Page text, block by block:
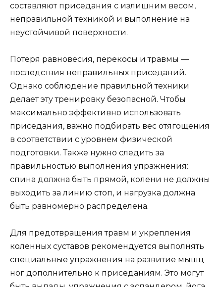
составляют приседания с излишним весом,
неправильной техникой и выполнение на
неустойчивой поверхности.
Потеря равновесия, перекосы и травмы —
последствия неправильных приседаний.
Однако соблюдение правильной техники
делает эту тренировку безопасной. Чтобы
максимально эффективно использовать
приседания, важно подбирать вес отягощения
в соответствии с уровнем физической
подготовки. Также нужно следить за
правильностью выполнения упражнения:
спина должна быть прямой, колени не должны
выходить за линию стоп, и нагрузка должна
быть равномерно распределена.
Для предотвращения травм и укрепления
коленных суставов рекомендуется выполнять
специальные упражнения на развитие мышц
ног дополнительно к приседаниям. Это могут